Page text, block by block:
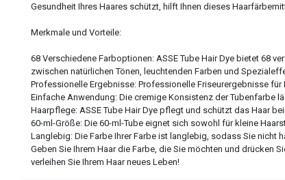
Gesundheit Ihres Haares schützt, hilft Ihnen dieses
Merkmale und Vorteile:
68 Verschiedene Farboptionen: ASSE Tube Hair Dye bietet 68
zwischen natürlichen Tönen, leuchtenden Farben und
Professionelle Ergebnisse: Professionelle Friseurergebnisse
Einfache Anwendung: Die cremige Konsistenz der Tubenfarbe
Haarpflege: ASSE Tube Hair Dye pflegt und schützt das Haar
60-ml-Größe: Die 60-ml-Tube eignet sich sowohl für kleine
Langlebig: Die Farbe Ihrer Farbe ist langlebig, sodass Sie nicht
Geben Sie Ihrem Haar die Farbe, die Sie möchten und drücken
verleihen Sie Ihrem Haar neues Leben!